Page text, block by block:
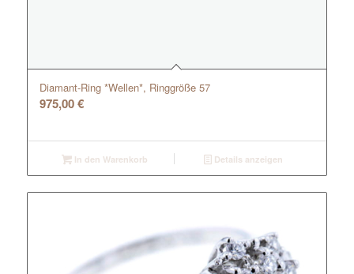
Diamant-Ring *Wellen*, Ringgröße 57
975,00€
In den Warenkorb Details anzeigen